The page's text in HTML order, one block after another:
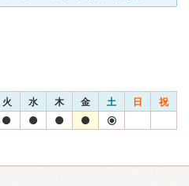
火 水 木 金 土 日 祝